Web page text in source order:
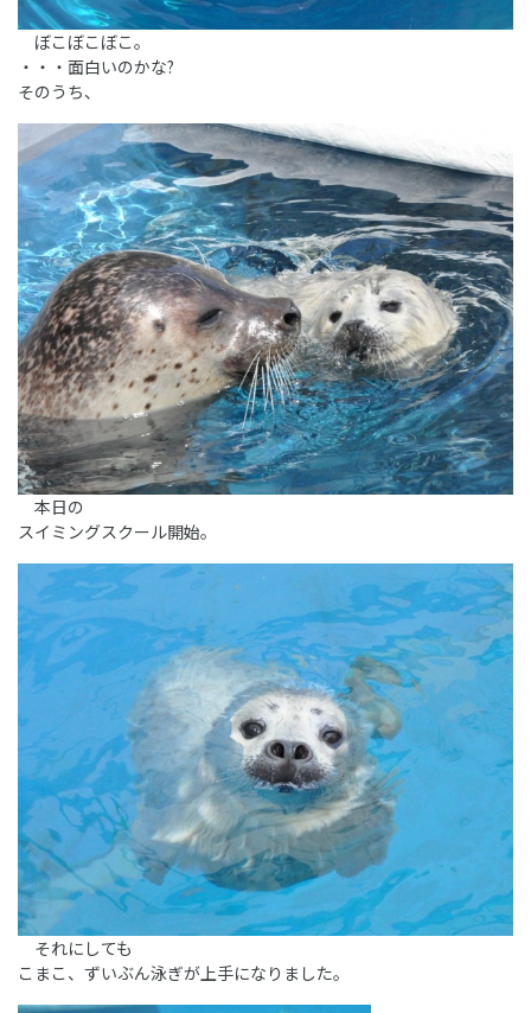
ぼこぼこぼこ。
・・・面白いのかな?
そのうち、
本日の
スイミングスクール開始。
それにしても
こまこ、ずいぶん泳ぎが上手になりました。